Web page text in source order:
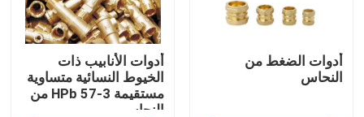
حول بنا
جولة في المعمل
أدوات الضغط من
النحاس
أدوات الأنابيب ذات
الخيوط النسائية متساوية
مستقيمة HPb 57-3 من
النحاس